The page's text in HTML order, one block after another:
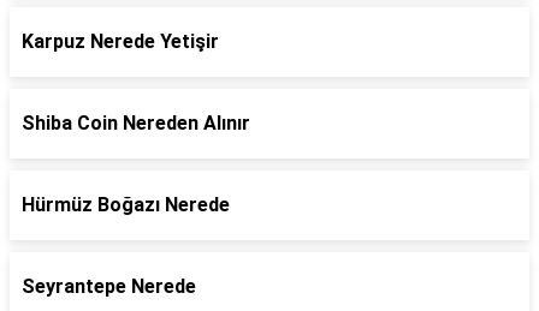
Karpuz Nerede Yetişir
Shiba Coin Nereden Alınır
Hürmüz Boğazı Nerede
Seyrantepe Nerede